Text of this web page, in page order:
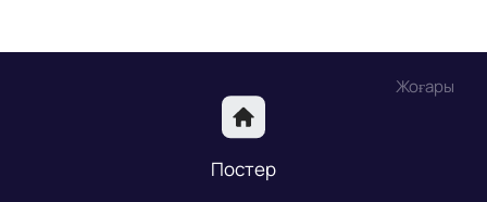
Жоғары
Постер